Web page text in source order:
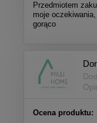
Przedmiotem
moje
gorąco
Ocena produktu: